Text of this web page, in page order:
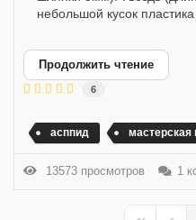
небольшой кусок
Продолжить чтение
6
асппид
13573 просмотров 1